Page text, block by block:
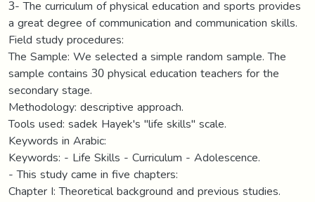
3- The curriculum of physical education and sports provides
a great degree of communication and communication skills.
Field study procedures:
The Sample: We selected a simple random sample. The
sample contains 30 physical education teachers for the
secondary stage.
Methodology: descriptive approach.
Tools used: sadek Hayek's "life skills" scale.
Keywords in Arabic:
Keywords: - Life Skills - Curriculum - Adolescence.
- This study came in five chapters:
Chapter I: Theoretical background and previous studies.